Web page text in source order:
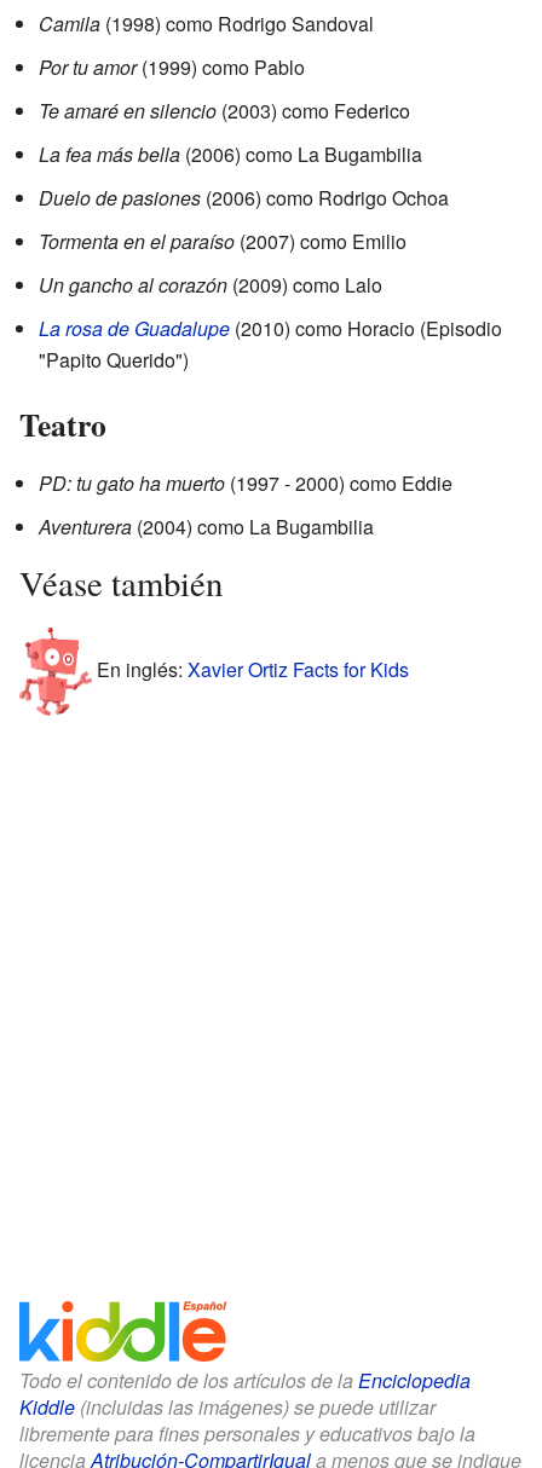
Camila (1998) como Rodrigo Sandoval
Por tu amor(1999) como Pablo
Te amaré en silencio (2003) como Federico
La fea más bella (2006) como La Bugambilia
Duelo de pasiones (2006) como Rodrigo Ochoa
Tormenta en el paraíso (2007) como Emilio
Un gancho al corazón (2009) como Lalo
La rosa de Guadalupe (2010) como Horacio (Episodio
"Papito Querido")
Teatro
PD: tu gato ha muerto (1997 - 2000) como Eddie
Aventurera (2004) como La Bugambilia
Véase también
En inglés: Xavier Ortiz Facts for Kids
Todo el contenido de los artículos de la Enciclopedia
Kiddle (incluidas las imágenes) se puede utilizar
libremente para fines personales y educativos bajo la
licenciaAtribución-CompartirIguala menos que se indique